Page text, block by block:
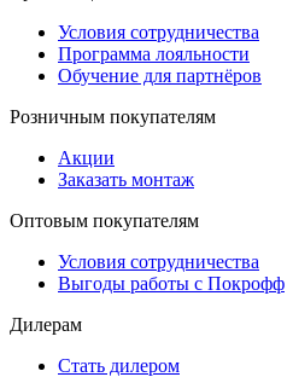
Условия сотрудничества
Программа лояльности
Обучение для партнёров
Розничным покупателям
Акции
Заказать монтаж
Оптовым покупателям
Условия сотрудничества
Выгоды работы с Покрофф
Дилерам
Стать дилером